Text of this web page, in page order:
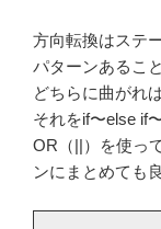
方向転換はステ
パターンあるこ
どちらに曲がれ
それをif〜else if
OR（||）を使っ
ンにまとめても